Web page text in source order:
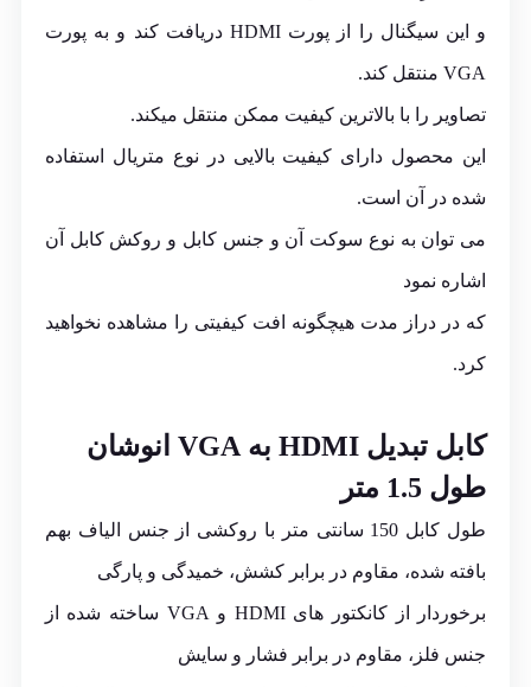
و این سیگنال را از پورت HDMI دریافت کند و به پورت
VGA منتقل کند.
تصاویر را با بالاترین کیفیت ممکن منتقل میکند.
این محصول دارای کیفیت بالایی در نوع متریال استفاده
شده در آن است.
می توان به نوع سوکت آن و جنس کابل و روکش کابل آن
اشاره نمود
که در دراز مدت هیچگونه افت کیفیتی را مشاهده نخواهید
کرد.
کابل تبدیل HDMI به VGA انوشان
طول 1.5 متر
طول کابل 150 سانتی متر با روکشی از جنس الیاف بهم
بافته شده، مقاوم در برابر کشش، خمیدگی و پارگی
برخوردار از کانکتور های HDMI و VGA ساخته شده از
جنس فلز، مقاوم در برابر فشار و سایش